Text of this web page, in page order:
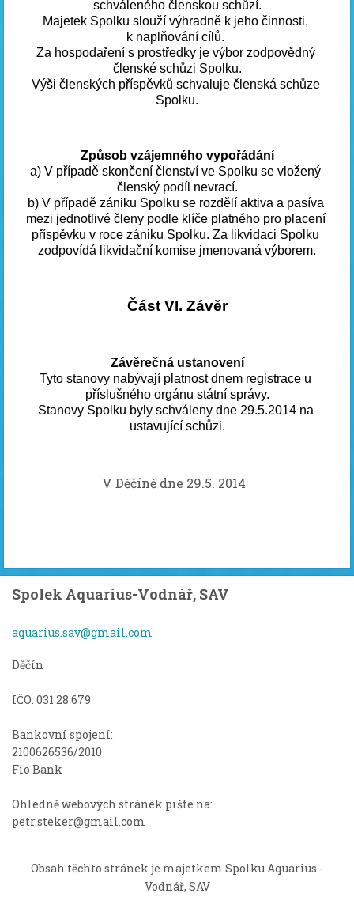
schváleného členskou schůzí.
Majetek Spolku slouží výhradně k jeho činnosti,
k naplňování cílů.
Za hospodaření s prostředky je výbor zodpovědný
členské schůzi Spolku.
Výši členských příspěvků schvaluje členská schůze
Spolku.
Způsob vzájemného vypořádání
a) V případě skončení členství ve Spolku se vložený
členský podíl nevrací.
b) V případě zániku Spolku se rozdělí aktiva a pasíva
mezi jednotlivé členy podle klíče platného pro placení
příspěvku v roce zániku Spolku. Za likvidaci Spolku
zodpovídá likvidační komise jmenovaná výborem.
Část VI. Závěr
Závěrečná ustanovení
Tyto stanovy nabývají platnost dnem registrace u
příslušného orgánu státní správy.
Stanovy Spolku byly schváleny dne 29.5.2014 na
ustavující schůzi.
V Děčíně dne 29.5. 2014
Spolek Aquarius-Vodnář, SAV
aquarius.sav@gmail.com
Děčín
IČO: 031 28 679
Bankovní spojení:
2100626536/2010
Fio Bank
Ohledně webových stránek pište na:
petr.steker@gmail.com
Obsah těchto stránek je majetkem Spolku Aquarius -
Vodnář, SAV